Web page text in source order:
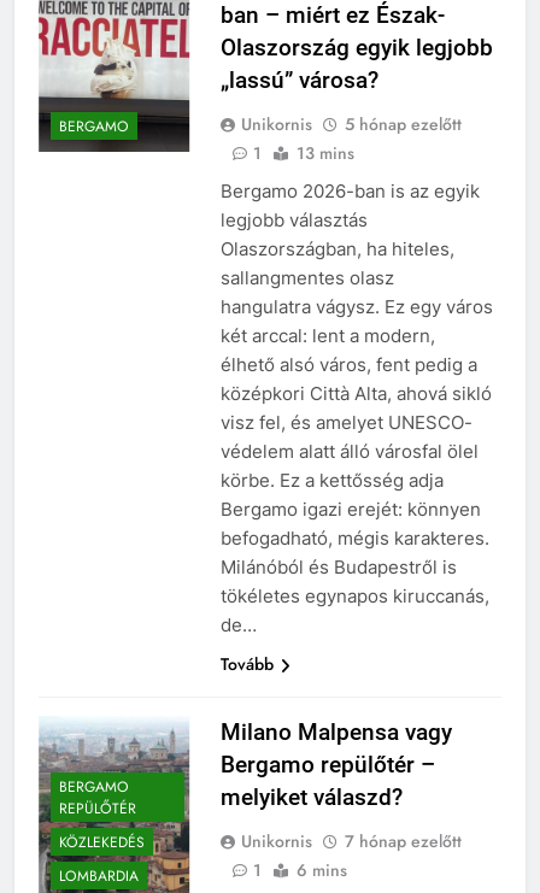
BERGAMO
ban – miért ez Észak-
Olaszország egyik legjobb
„lassú” városa?
Unikornis
5 hónap ezelőtt
1
13 mins
Bergamo 2026-ban is az egyik
legjobb választás
Olaszországban, ha hiteles,
sallangmentes olasz
hangulatra vágysz. Ez egy város
két arccal: lent a modern,
élhető alsó város, fent pedig a
középkori Città Alta, ahová sikló
visz fel, és amelyet UNESCO-
védelem alatt álló városfal ölel
körbe. Ez a kettősség adja
Bergamo igazi erejét: könnyen
befogadható, mégis karakteres.
Milánóból és Budapestről is
tökéletes egynapos kiruccanás,
de…
Tovább
BERGAMO
REPÜLŐTÉR
KÖZLEKEDÉS
LOMBARDIA
Milano Malpensa vagy
Bergamo repülőtér –
melyiket válaszd?
Unikornis
7 hónap ezelőtt
1
6 mins